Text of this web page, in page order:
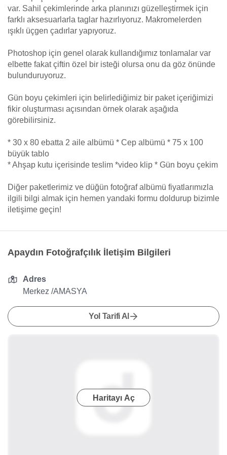
var. Sahil çekimlerinde arka planınızı güzelleştirmek için
farklı aksesuarlarla taglar hazırlıyoruz. Makromelerden
ışıklı üçgen çadırlar yapıyoruz.
Photoshop için genel olarak kullandığımız tonlamalar var
elbette fakat çiftin özel bir isteği olursa onu da göz önünde
bulunduruyoruz.
Gün boyu çekimleri için belirlediğimiz bir paket içeriğimizi
fikir oluşturması açısından örnek olarak aşağıda
görebilirsiniz.
* 30 x 80 ebatta 2 aile albümü * Cep albümü * 75 x 100
büyük tablo
* Ahşap kutu içerisinde teslim *video klip * Gün boyu çekim
Diğer paketlerimiz ve düğün fotoğraf albümü fiyatlarımızla
ilgili bilgi almak için hemen yandaki formu doldurup bizimle
iletişime geçin!
Apaydın Fotoğrafçılık İletişim Bilgileri
Adres
Merkez /AMASYA
Yol Tarifi Al
Haritayı Aç